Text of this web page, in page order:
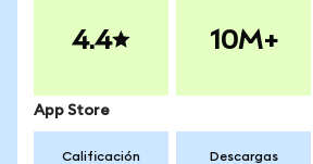
4.4 10M+
App Store
Calificación Descargas